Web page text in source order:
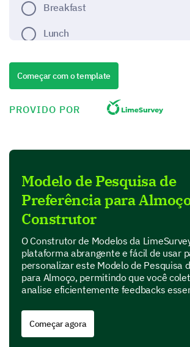
Breakfast
Lunch
Your favorite dishes make meal times
Select your preferred types of
free to leave your comments.
Italian
Começar com o template
PROVIDO POR
Modelo de Pesquisa de
Preferência para
Construtor
O Construtor de Modelos da
plataforma abrangente e fácil de usar
personalizar este Modelo de Pesquisa
para Almoço, permitindo que você
analise eficientemente feedbacks
Começar agora